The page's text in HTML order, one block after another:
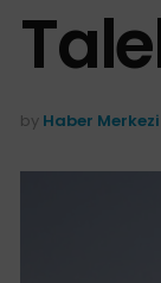
by Haber Merkezi